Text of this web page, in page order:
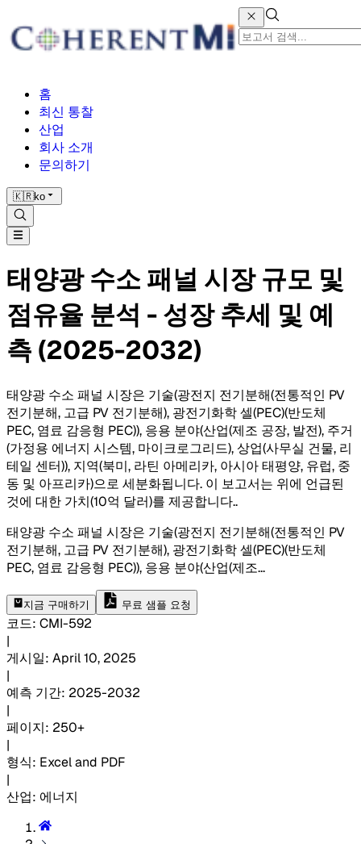
홈
최신 통찰
산업
회사 소개
문의하기
🇰🇷ko
태양광 수소 패널 시장 규모 및
점유율 분석 - 성장 추세 및 예
측 (2025-2032)
태양광 수소 패널 시장은 기술(광전지 전기분해(전통적인 PV
전기분해, 고급 PV 전기분해), 광전기화학 셀(PEC)(반도체
PEC, 염료 감응형 PEC)), 응용 분야(산업(제조 공장, 발전), 주거
(가정용 에너지 시스템, 마이크로그리드), 상업(사무실 건물, 리
테일 센터)), 지역(북미, 라틴 아메리카, 아시아 태평양, 유럽, 중
동 및 아프리카)으로 세분화됩니다. 이 보고서는 위에 언급된
것에 대한 가치(10억 달러)를 제공합니다..
태양광 수소 패널 시장은 기술(광전지 전기분해(전통적인 PV
전기분해, 고급 PV 전기분해), 광전기화학 셀(PEC)(반도체
PEC, 염료 감응형 PEC)), 응용 분야(산업(제조...
지금 구매하기 무료 샘플 요청
코드: CMI-592
|
게시일: April 10, 2025
|
예측 기간: 2025-2032
|
페이지: 250+
|
형식: Excel and PDF
|
산업: 에너지